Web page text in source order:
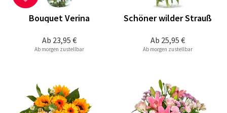
Ab 23,95 €
Bouquet Verina
Ab morgen zustellbar
Ab 25,95 €
Schöner wilder Strauß
Ab morgen zustellbar